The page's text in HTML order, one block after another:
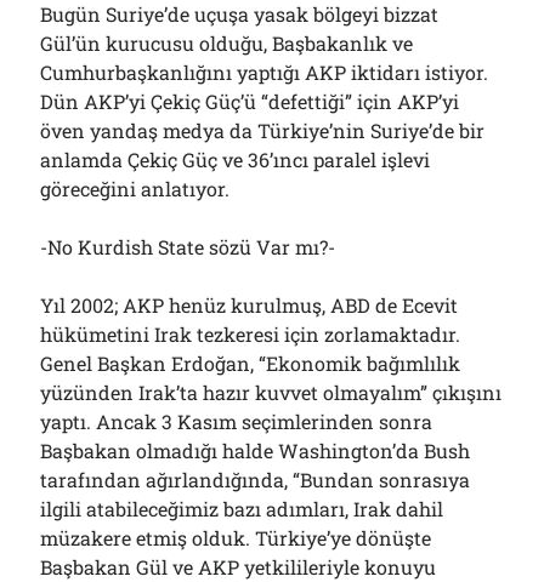
Bugün Suriye’de uçuşa yasak bölgeyi bizzat
Gül’ün kurucusu olduğu, Başbakanlık ve
Cumhurbaşkanlığını yaptığı AKP iktidarı istiyor.
Dün AKP’yi Çekiç Güç’ü “defettiği” için AKP’yi
öven yandaş medya da Türkiye’nin Suriye’de bir
anlamda Çekiç Güç ve 36’ıncı paralel işlevi
göreceğini anlatıyor.
-No Kurdish State sözü Var mı?-
Yıl 2002; AKP henüz kurulmuş, ABD de Ecevit
hükümetini Irak tezkeresi için zorlamaktadır.
Genel Başkan Erdoğan, “Ekonomik bağımlılık
yüzünden Irak’ta hazır kuvvet olmayalım” çıkışını
yaptı. Ancak 3 Kasım seçimlerinden sonra
Başbakan olmadığı halde Washington’da Bush
tarafından ağırlandığında, “Bundan sonrasıya
ilgili atabileceğimiz bazı adımları, Irak dahil
müzakere etmiş olduk. Türkiye’ye dönüşte
Başbakan Gül ve AKP yetkilileriyle konuyu